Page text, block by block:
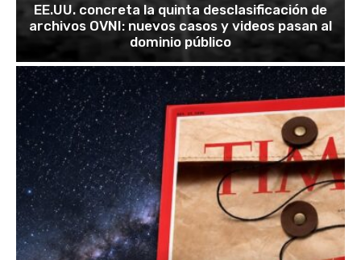
EE.UU. concreta la quinta desclasificación de
archivos OVNI: nuevos casos y videos pasan al
dominio público